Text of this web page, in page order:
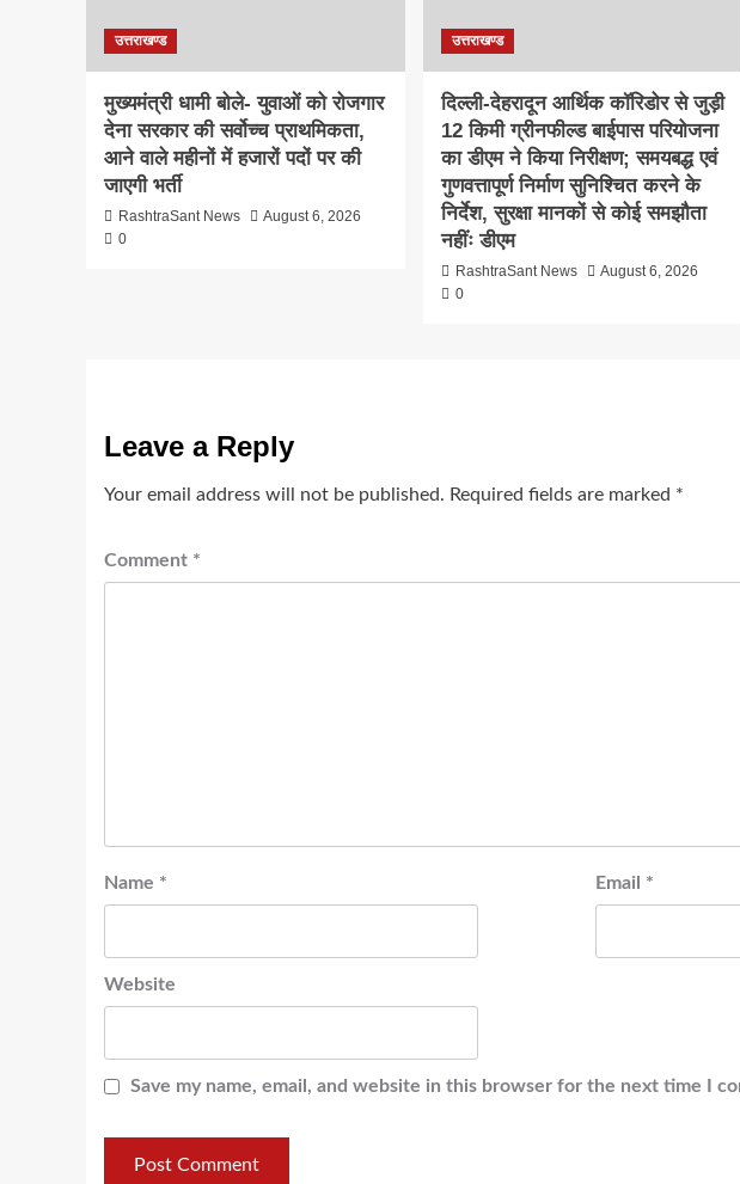
उत्तराखण्ड
मुख्यमंत्री धामी बोले- युवाओं को रोजगार
देना सरकार की सर्वोच्च प्राथमिकता,
आने वाले महीनों में हजारों पदों पर की
जाएगी भर्ती
RashtraSant News
August 6, 2026
0
उत्तराखण्ड
दिल्ली-देहरादून आर्थिक कॉरिडोर से जुड़ी
12 किमी ग्रीनफील्ड बाईपास परियोजना
का डीएम ने किया निरीक्षण; समयबद्ध एवं
गुणवत्तापूर्ण निर्माण सुनिश्चित करने के
निर्देश, सुरक्षा मानकों से कोई समझौता
नहींः डीएम
RashtraSant News
August 6, 2026
0
Leave a Reply
Your email address will not be published. Required fields are marked *
Comment *
Name * Email *
Website
Save my name, email, and website in this browser for the next time I